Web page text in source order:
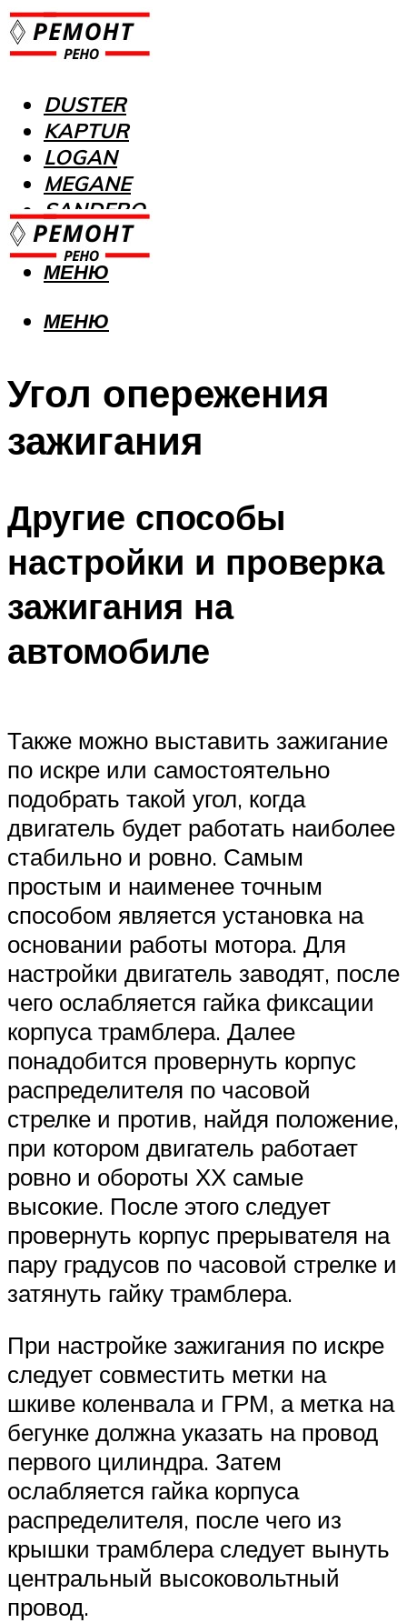
DUSTER
KAPTUR
LOGAN
MEGANE
SANDERO
МЕНЮ
МЕНЮ
Угол опережения
зажигания
Другие способы
настройки и проверка
зажигания на
автомобиле
Также можно выставить зажигание
по искре или самостоятельно
подобрать такой угол, когда
двигатель будет работать наиболее
стабильно и ровно. Самым
простым и наименее точным
способом является установка на
основании работы мотора. Для
настройки двигатель заводят, после
чего ослабляется гайка фиксации
корпуса трамблера. Далее
понадобится провернуть корпус
распределителя по часовой
стрелке и против, найдя положение,
при котором двигатель работает
ровно и обороты ХХ самые
высокие. После этого следует
провернуть корпус прерывателя на
пару градусов по часовой стрелке и
затянуть гайку трамблера.
При настройке зажигания по искре
следует совместить метки на
шкиве коленвала и ГРМ, а метка на
бегунке должна указать на провод
первого цилиндра. Затем
ослабляется гайка корпуса
распределителя, после чего из
крышки трамблера следует вынуть
центральный высоковольтный
провод.